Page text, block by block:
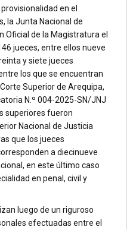
en el
la Junta Nacional de
Oficial de la Magistratura el
jueces, entre ellos nueve
y siete jueces
los que se encuentran
Superior de Arequipa,
N.º 004-2025-SN/JNJ
superiores fueron
Nacional de Justicia
que los jueces
a diecinueve
en este último caso
en penal, civil y
luego de un riguroso
efectuadas entre el